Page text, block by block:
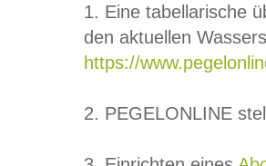
1. Eine tabellarische
den aktuellen
https://
2. PEGELONLINE